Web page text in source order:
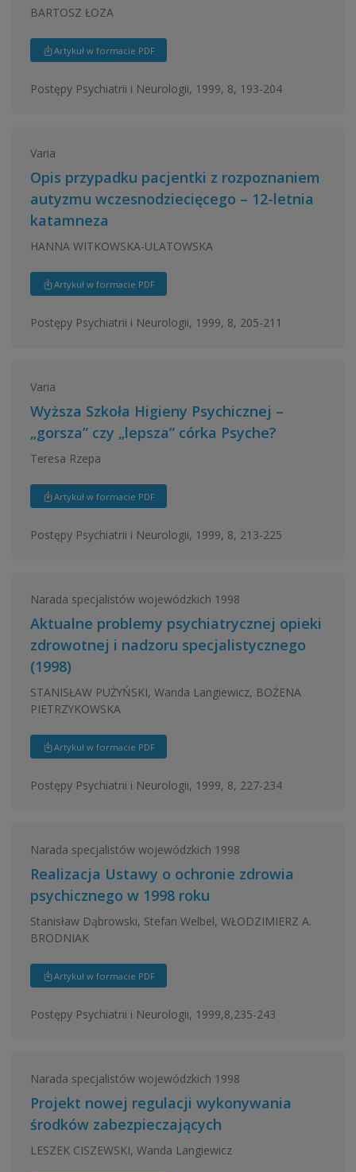
BARTOSZ ŁOZA
Artykuł w formacie PDF
Postępy Psychiatrii i Neurologii, 1999, 8, 193-204
Varia
Opis przypadku pacjentki z rozpoznaniem
autyzmu wczesnodziecięcego – 12-letnia
katamneza
HANNA WITKOWSKA-ULATOWSKA
Artykuł w formacie PDF
Postępy Psychiatrii i Neurologii, 1999, 8, 205-211
Varia
Wyższa Szkoła Higieny Psychicznej –
„gorsza” czy „lepsza” córka Psyche?
Teresa Rzepa
Artykuł w formacie PDF
Postępy Psychiatrii i Neurologii, 1999, 8, 213-225
Narada specjalistów wojewódzkich 1998
Aktualne problemy psychiatrycznej opieki
zdrowotnej i nadzoru specjalistycznego
(1998)
STANISŁAW PUŻYŃSKI, Wanda Langiewicz, BOŻENA
PIETRZYKOWSKA
Artykuł w formacie PDF
Postępy Psychiatrii i Neurologii, 1999, 8, 227-234
Narada specjalistów wojewódzkich 1998
Realizacja Ustawy o ochronie zdrowia
psychicznego w 1998 roku
Stanisław Dąbrowski, Stefan Welbel, WŁODZIMIERZ A.
BRODNIAK
Artykuł w formacie PDF
Postępy Psychiatrii i Neurologii, 1999,8,235-243
Narada specjalistów wojewódzkich 1998
Projekt nowej regulacji wykonywania
środków zabezpieczających
LESZEK CISZEWSKI, Wanda Langiewicz